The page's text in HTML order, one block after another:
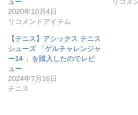
2020年10月4日
リコメンドアイテム
【テニス】アシックス テニス
シューズ 「ゲルチャレンジャ
ー14 」を購入したのでレビ
ュー
2024年7月16日
テニス